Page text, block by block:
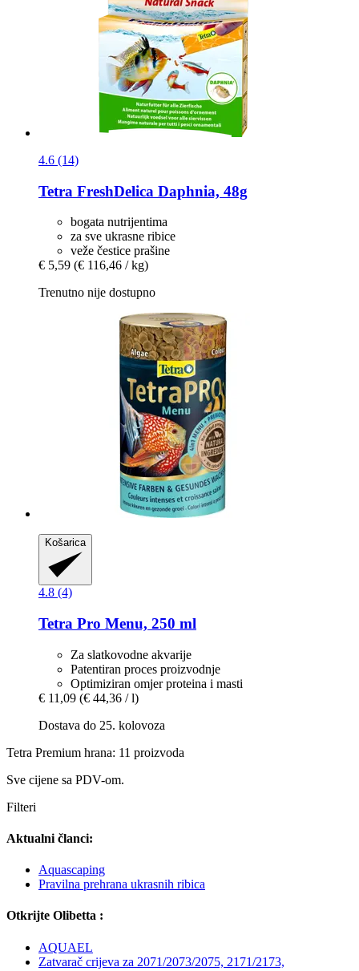
4.6 (14)
Tetra FreshDelica Daphnia, 48g
bogata nutrijentima
za sve ukrasne ribice
veže čestice prašine
€ 5,59 (€ 116,46 / kg)
Trenutno nije dostupno
Košarica
4.8 (4)
Tetra Pro Menu, 250 ml
Za slatkovodne akvarije
Patentiran proces proizvodnje
Optimiziran omjer proteina i masti
€ 11,09 (€ 44,36 / l)
Dostava do 25. kolovoza
Tetra Premium hrana: 11 proizvoda
Sve cijene sa PDV-om.
Filteri
Aktualni članci:
Aquascaping
Pravilna prehrana ukrasnih ribica
Otkrijte Olibetta :
AQUAEL
Zatvarač crijeva za 2071/2073/2075, 2171/2173,